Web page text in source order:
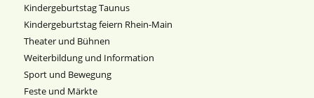
Kindergeburtstag Taunus
Kindergeburtstag feiern Rhein-Main
Theater und Bühnen
Weiterbildung und Information
Sport und Bewegung
Feste und Märkte